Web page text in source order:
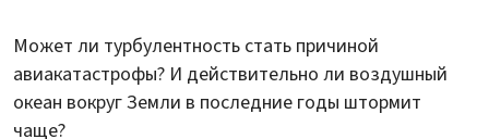
Может ли турбулентность стать причиной
авиакатастрофы? И действительно ли воздушный
океан вокруг Земли в последние годы штормит
чаще?